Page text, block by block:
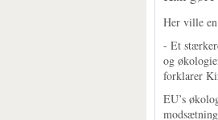
Her ville
- Et
og
forklarer
EU’s